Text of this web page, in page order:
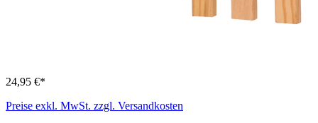
24,95 €*
Preise exkl. MwSt. zzgl. Versandkosten